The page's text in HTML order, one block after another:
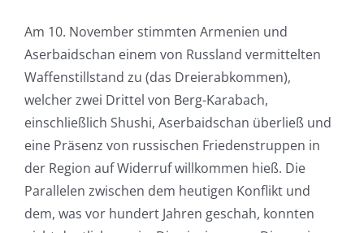
Am 10. November stimmten Armenien und
Aserbaidschan einem von Russland vermittelten
Waffenstillstand zu (das Dreierabkommen),
welcher zwei Drittel von Berg-Karabach,
einschließlich Shushi, Aserbaidschan überließ und
eine Präsenz von russischen Friedenstruppen in
der Region auf Widerruf willkommen hieß. Die
Parallelen zwischen dem heutigen Konflikt und
dem, was vor hundert Jahren geschah, konnten